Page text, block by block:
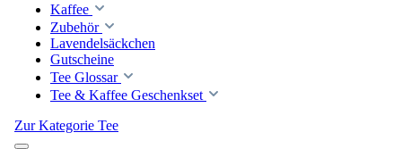
Kaffee
Zubehör
Lavendelsäckchen
Gutscheine
Tee Glossar
Tee & Kaffee Geschenkset
Zur Kategorie Tee